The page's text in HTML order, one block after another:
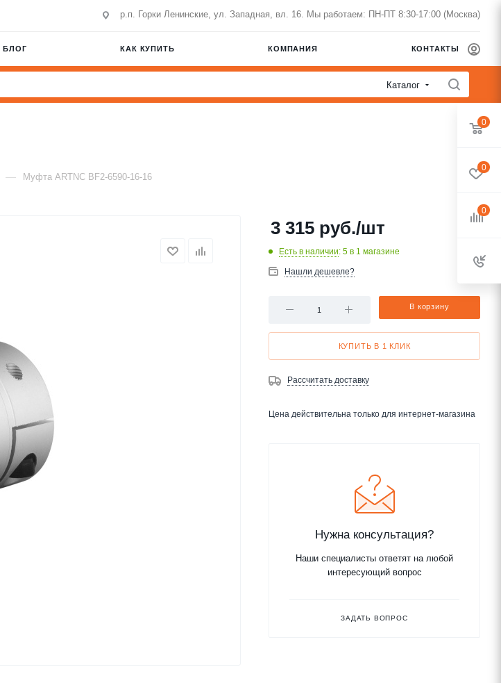
р.п. Горки Ленинские, ул. Западная, вл. 16. Мы работаем: ПН-ПТ 8:30-17:00 (Москва)
БЛОГ КАК КУПИТЬ КОМПАНИЯ КОНТАКТЫ
Каталог
— Муфта ARTNC BF2-6590-16-16
3 315 руб./шт
Есть в наличии: 5 в 1 магазине
Нашли дешевле?
В корзину
КУПИТЬ В 1 КЛИК
Рассчитать доставку
Цена действительна только для интернет-магазина
Нужна консультация?
Наши специалисты ответят на любой
интересующий вопрос
ЗАДАТЬ ВОПРОС
0
0
0